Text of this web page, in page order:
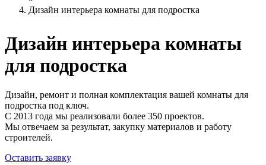
Дизайн интерьера комнаты для подростка
Дизайн интерьера комнаты
для подростка
Дизайн, ремонт и полная комплектация вашей комнаты для
подростка под ключ.
С 2013 года мы реализовали более 350 проектов.
Мы отвечаем за результат, закупку материалов и работу
строителей.
Оставить заявку